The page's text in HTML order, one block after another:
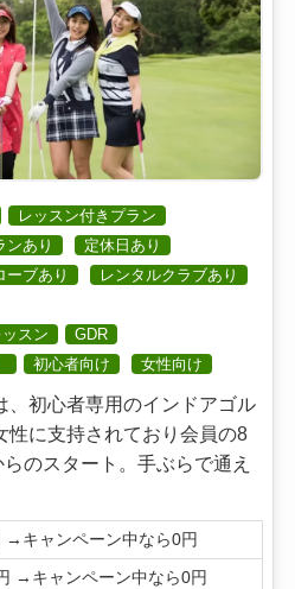
レッスン付きプラン
ンあり
定休日あり
ーブあり
レンタルクラブあり
スン
GDR
初心者向け 女性向け
、初心者専用のインドアゴル
性に支持されており会員の8
のスタート。手ぶらで通え
→キャンペーン中なら0円
→キャンペーン中なら0円